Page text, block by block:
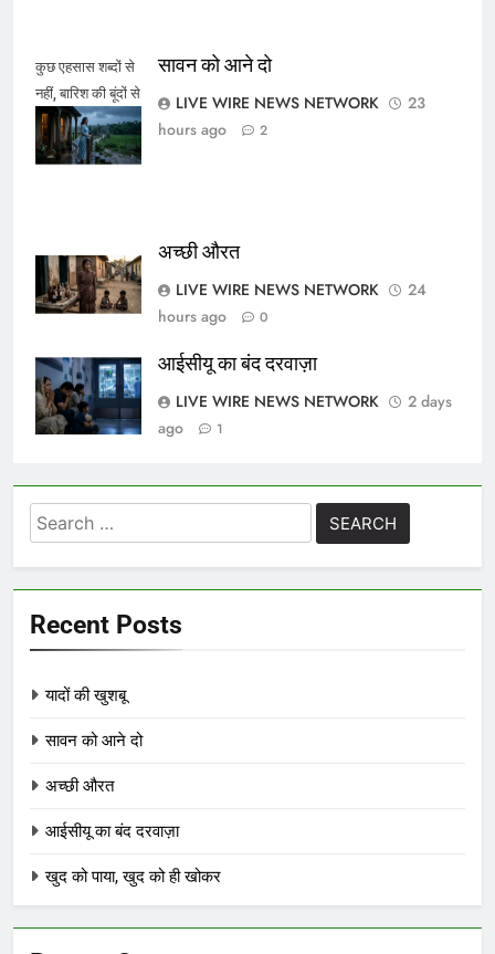
कुछ एहसास शब्दों से
नहीं, बारिश की बूंदों से
कहे जाते हैं।
सावन को आने दो
LIVE WIRE NEWS NETWORK
23
hours ago
2
अच्छी औरत
LIVE WIRE NEWS NETWORK
24
hours ago
0
आईसीयू का बंद दरवाज़ा
LIVE WIRE NEWS NETWORK
2 days
ago
1
Search
for:
Recent Posts
यादों की खुशबू
सावन को आने दो
अच्छी औरत
आईसीयू का बंद दरवाज़ा
खुद को पाया, खुद को ही खोकर